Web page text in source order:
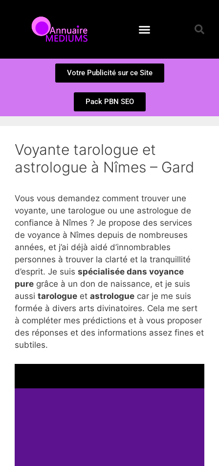
Votre Publicité sur ce Site
Pack PBN SEO
Voyante tarologue et
astrologue à Nîmes – Gard
Vous vous demandez comment trouver une
voyante, une tarologue ou une astrologue de
confiance à Nîmes ? Je propose des services
de voyance à Nîmes depuis de nombreuses
années, et j’ai déjà aidé d’innombrables
personnes à trouver la clarté et la tranquillité
d’esprit. Je suis spécialisée dans voyance
pure grâce à un don de naissance, et je suis
aussi tarologue et astrologue car je me suis
formée à divers arts divinatoires. Cela me sert
à compléter mes prédictions et à vous proposer
des réponses et des informations assez fines et
subtiles.